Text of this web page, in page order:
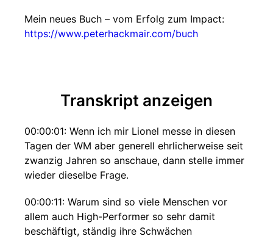
Mein neues Buch – vom Erfolg zum Impact:
https://www.peterhackmair.com/buch
Transkript anzeigen
00:00:01: Wenn ich mir Lionel messe in diesen
Tagen der WM aber generell ehrlicherweise seit
zwanzig Jahren so anschaue, dann stelle immer
wieder dieselbe Frage.
00:00:11: Warum sind so viele Menschen vor
allem auch High-Performer so sehr damit
beschäftigt, ständig ihre Schwächen